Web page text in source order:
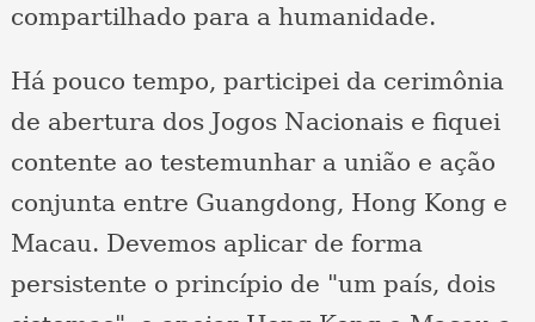
compartilhado para a humanidade.
Há pouco tempo, participei da cerimônia
de abertura dos Jogos Nacionais e fiquei
contente ao testemunhar a união e ação
conjunta entre Guangdong, Hong Kong e
Macau. Devemos aplicar de forma
persistente o princípio de "um país, dois